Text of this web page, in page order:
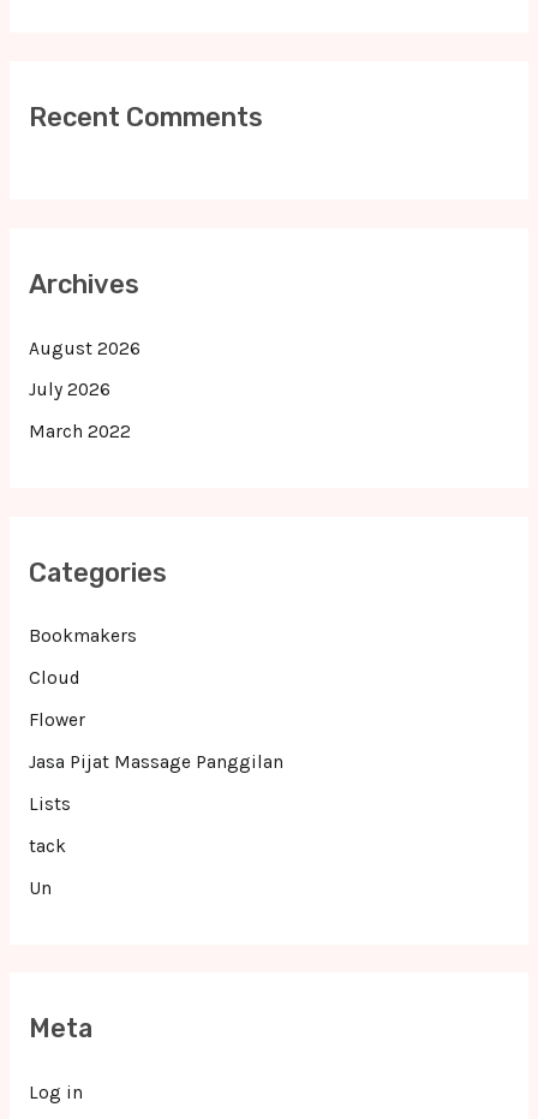
Recent Comments
Archives
August 2026
July 2026
March 2022
Categories
Bookmakers
Cloud
Flower
Jasa Pijat Massage Panggilan
Lists
tack
Un
Meta
Log in